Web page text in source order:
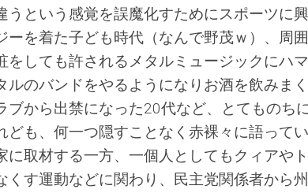
うという感覚を誤魔化すためにスポーツに
ーを着た子ども時代（なんで野茂ｗ）、周
をしても許されるメタルミュージックにハ
ルのバンドをやるようになりお酒を飲みま
ブから出禁になった20代など、とてものち
ども、何一つ隠すことなく赤裸々に語って
に取材する一方、一個人としてもクィアや
くす運動などに関わり、民主党関係者から